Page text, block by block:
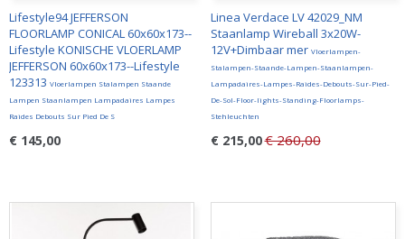
Lifestyle94 JEFFERSON
FLOORLAMP CONICAL 60x60x173--
Lifestyle KONISCHE VLOERLAMP
JEFFERSON 60x60x173--Lifestyle
123313 Vloerlampen Stalampen Staande
Lampen Staanlampen Lampadaires Lampes
Raides Debouts Sur Pied De S
€ 145,00
Linea Verdace LV 42029_NM
Staanlamp Wireball 3x20W-
12V+Dimbaar mer Vloerlampen-
Stalampen-Staande-Lampen-Staanlampen-
Lampadaires-Lampes-Raides-Debouts-Sur-Pied-
De-Sol-Floor-lights-Standing-Floorlamps-
Stehleuchten
€ 215,00€ 260,00